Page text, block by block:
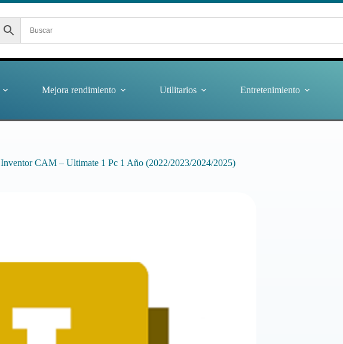
Mejora rendimiento Utilitarios Entretenimiento
Inventor CAM – Ultimate 1 Pc 1 Año (2022/2023/2024/2025)